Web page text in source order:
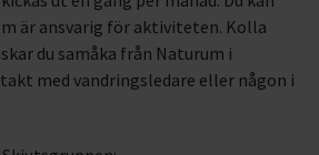
är ansvarig för aktiviteten. Kolla
du samåka från Naturum i
med vandringsledare eller någon i